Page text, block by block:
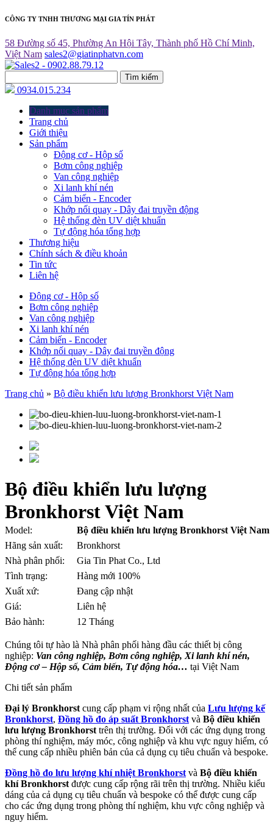
CÔNG TY TNHH THƯƠNG MẠI GIA TÍN PHÁT
58 Đường số 45, Phường An Hội Tây, Thành phố Hồ Chí Minh,
Việt Nam sales2@giatinphatvn.com
Tìm kiếm
0934.015.234
Danh mục sản phẩm
Trang chủ
Giới thiệu
Sản phẩm
Động cơ - Hộp số
Bơm công nghiệp
Van công nghiệp
Xi lanh khí nén
Cảm biến - Encoder
Khớp nối quay - Dây đai truyền động
Hệ thống đèn UV diệt khuẩn
Tự động hóa tổng hợp
Thương hiệu
Chính sách & điều khoản
Tin tức
Liên hệ
Động cơ - Hộp số
Bơm công nghiệp
Van công nghiệp
Xi lanh khí nén
Cảm biến - Encoder
Khớp nối quay - Dây đai truyền động
Hệ thống đèn UV diệt khuẩn
Tự động hóa tổng hợp
Trang chủ » Bộ điều khiển lưu lượng Bronkhorst Việt Nam
Bộ điều khiển lưu lượng
Bronkhorst Việt Nam
Model:
Bộ điều khiển lưu lượng Bronkhorst Việt Nam
Hãng sản xuất:
Bronkhorst
Nhà phân phối:
Gia Tin Phat Co., Ltd
Tình trạng:
Hàng mới 100%
Xuất xứ:
Đang cập nhật
Giá:
Liên hệ
Bảo hành:
12 Tháng
Chúng tôi tự hào là Nhà phân phối hàng đầu các thiết bị công
nghiệp: Van công nghiệp, Bơm công nghiệp, Xi lanh khí nén,
Động cơ – Hộp số, Cảm biến, Tự động hóa… tại Việt Nam
Chi tiết sản phẩm
Đại lý Bronkhorst cung cấp phạm vi rộng nhất của Lưu lượng kế
Bronkhorst, Đồng hồ đo áp suất Bronkhorst và Bộ điều khiển
lưu lượng Bronkhorst trên thị trường. Đối với các ứng dụng trong
phòng thí nghiệm, máy móc, công nghiệp và khu vực nguy hiểm, có
thể cung cấp nhiều phiên bản của cả dụng cụ tiêu chuẩn và bespoke.
Đồng hồ đo lưu lượng khí nhiệt Bronkhorst và Bộ điều khiển
khí Bronkhorst được cung cấp rộng rãi trên thị trường. Nhiều kiểu
dáng của cả dụng cụ tiêu chuẩn và bespoke có thể được cung cấp
cho các ứng dụng trong phòng thí nghiệm, khu vực công nghiệp và
nguy hiểm.